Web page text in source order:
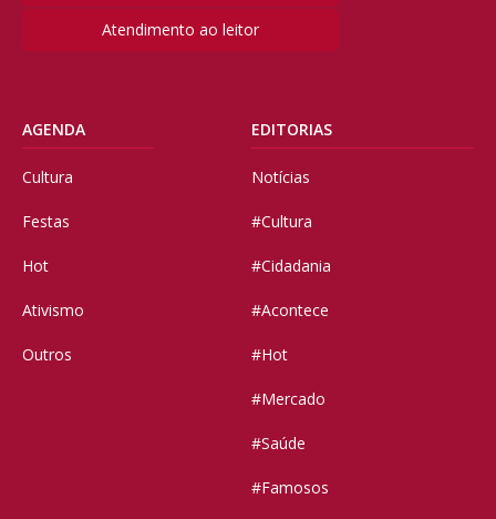
Atendimento ao leitor
AGENDA
Cultura
Festas
Hot
Ativismo
Outros
EDITORIAS
Notícias
#Cultura
#Cidadania
#Acontece
#Hot
#Mercado
#Saúde
#Famosos